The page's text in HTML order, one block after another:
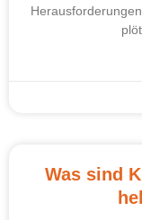
Was sind